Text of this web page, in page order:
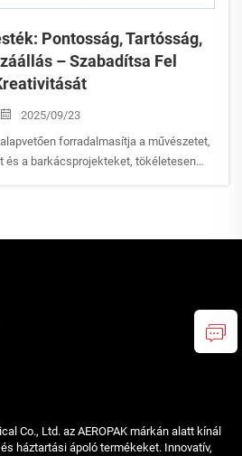
Pontosság, Tartósság,
– Szabadítsa Fel
2025/09/23
forradalmasítja a művészetet,
és a barkácsprojekteket, tökéletesen
Co., Ltd. az AEROPAK márkán alatt kínál
háztartási ápoló termékeket. Innovatív,